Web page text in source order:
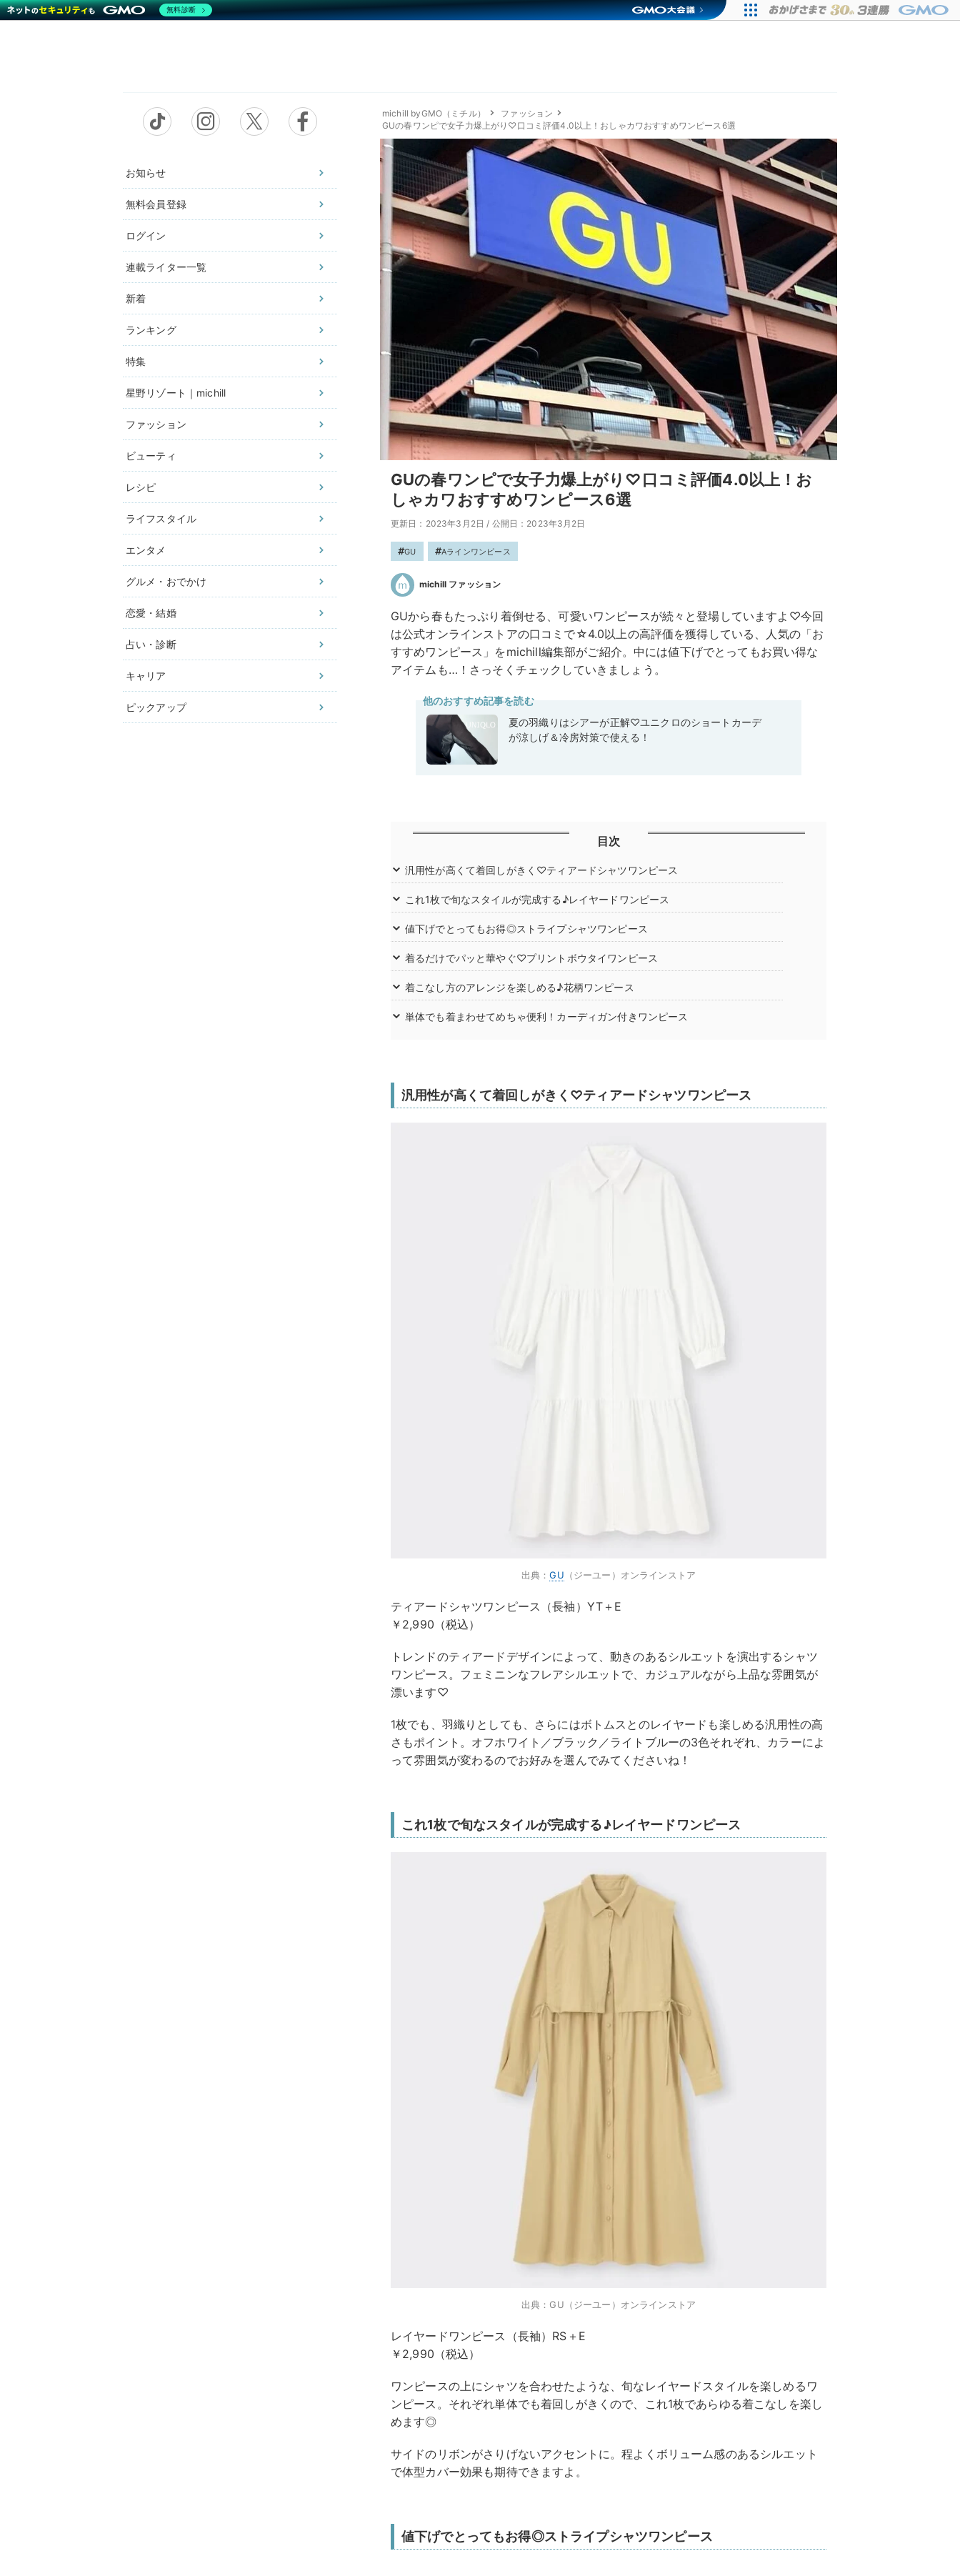
お知らせ
無料会員登録
ログイン
連載ライター一覧
新着
ランキング
特集
星野リゾート｜michill
ファッション
ビューティ
レシピ
ライフスタイル
エンタメ
グルメ・おでかけ
恋愛・結婚
占い・診断
キャリア
ピックアップ
michill byGMO（ミチル）
ファッション
GUの春ワンピで女子力爆上がり♡口コミ評価4.0以上！おしゃカワおすすめワンピース6選
GUの春ワンピで女子力爆上がり♡口コミ評価4.0以上！お
しゃカワおすすめワンピース6選
更新日：2023年3月2日 / 公開日：2023年3月2日
GU Aラインワンピース
michill ファッション
GUから春もたっぷり着倒せる、可愛いワンピースが続々と登場していますよ♡今回
は公式オンラインストアの口コミで☆4.0以上の高評価を獲得している、人気の「お
すすめワンピース」をmichill編集部がご紹介。中には値下げでとってもお買い得な
アイテムも…！さっそくチェックしていきましょう。
他のおすすめ記事を読む
夏の羽織りはシアーが正解♡ユニクロのショートカーデ
が涼しげ＆冷房対策で使える！
目次
汎用性が高くて着回しがきく♡ティアードシャツワンピース
これ1枚で旬なスタイルが完成する♪レイヤードワンピース
値下げでとってもお得◎ストライプシャツワンピース
着るだけでパッと華やぐ♡プリントボウタイワンピース
着こなし方のアレンジを楽しめる♪花柄ワンピース
単体でも着まわせてめちゃ便利！カーディガン付きワンピース
汎用性が高くて着回しがきく♡ティアードシャツワンピース
出典：GU （ジーユー）オンラインストア
ティアードシャツワンピース（長袖）YT＋E
￥2,990（税込）
トレンドのティアードデザインによって、動きのあるシルエットを演出するシャツ
ワンピース。フェミニンなフレアシルエットで、カジュアルながら上品な雰囲気が
漂います♡
1枚でも、羽織りとしても、さらにはボトムスとのレイヤードも楽しめる汎用性の高
さもポイント。オフホワイト／ブラック／ライトブルーの3色それぞれ、カラーによ
って雰囲気が変わるのでお好みを選んでみてくださいね！
これ1枚で旬なスタイルが完成する♪レイヤードワンピース
出典：GU（ジーユー）オンラインストア
レイヤードワンピース（長袖）RS＋E
￥2,990（税込）
ワンピースの上にシャツを合わせたような、旬なレイヤードスタイルを楽しめるワ
ンピース。それぞれ単体でも着回しがきくので、これ1枚であらゆる着こなしを楽し
めます◎
サイドのリボンがさりげないアクセントに。程よくボリューム感のあるシルエット
で体型カバー効果も期待できますよ。
値下げでとってもお得◎ストライプシャツワンピース
無料診断